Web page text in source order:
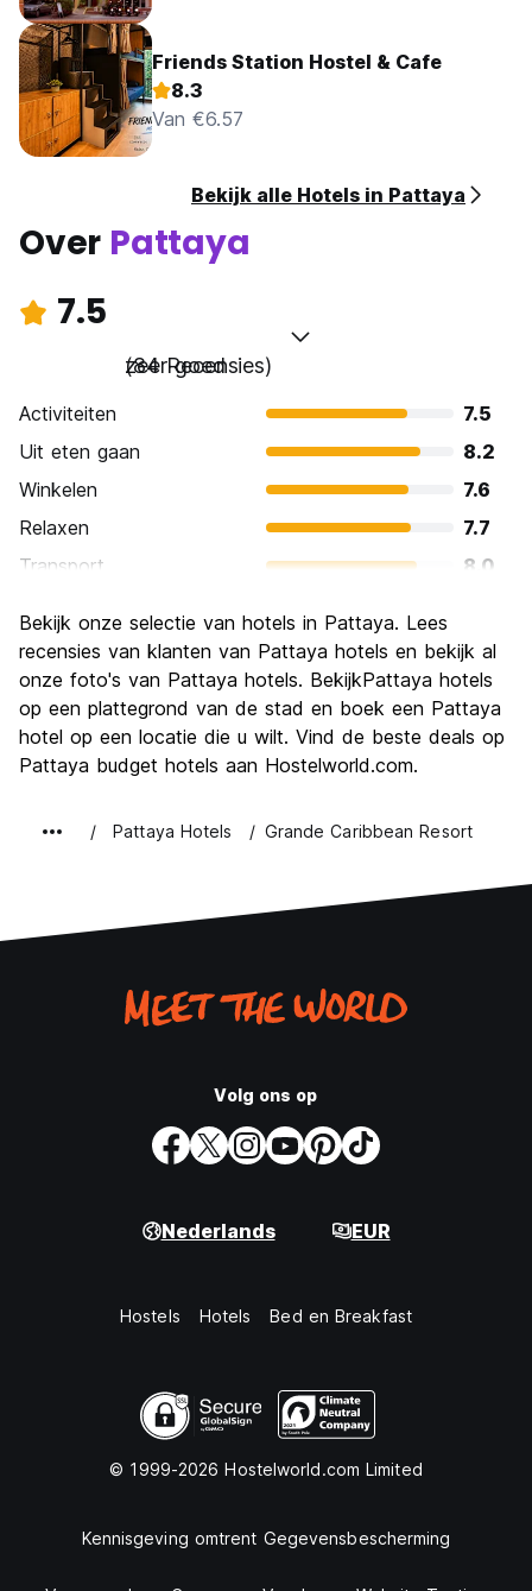
Friends Station Hostel & Cafe
8.3
Van €6.57
Bekijk alle Hotels in Pattaya
Over Pattaya
7.5
zeer goed
(84 Recensies)
Activiteiten
7.5
Uit eten gaan
8.2
Winkelen
7.6
Relaxen
7.7
Transport
8.0
Cultuur
5.9
Uitgaan
8.6
Waarde voor uw geld
7.5
Bekijk onze selectie van hotels in Pattaya. Lees
recensies van klanten van Pattaya hotels en bekijk al
onze foto's van Pattaya hotels. BekijkPattaya hotels
op een plattegrond van de stad en boek een Pattaya
hotel op een locatie die u wilt. Vind de beste deals op
Pattaya budget hotels aan Hostelworld.com.
Pattaya Hotels Grande Caribbean Resort
Volg ons op
Nederlands EUR
Hostels Hotels Bed en Breakfast
© 1999-2026 Hostelworld.com Limited
Kennisgeving omtrent Gegevensbescherming